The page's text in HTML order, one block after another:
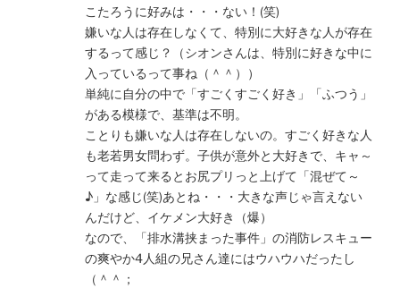
こたろうに好みは・・・ない！(笑)
嫌いな人は存在しなくて、特別に大好きな人が存在
するって感じ？（シオンさんは、特別に好きな中に
入っているって事ね（＾＾））
単純に自分の中で「すごくすごく好き」「ふつう」
がある模様で、基準は不明。
ことりも嫌いな人は存在しないの。すごく好きな人
も老若男女問わず。子供が意外と大好きで、キャ～
って走って来るとお尻プリっと上げて「混ぜて～
♪」な感じ(笑)あとね・・・大きな声じゃ言えない
んだけど、イケメン大好き（爆）
なので、「排水溝挟まった事件」の消防レスキュー
の爽やか4人組の兄さん達にはウハウハだったし
（＾＾；